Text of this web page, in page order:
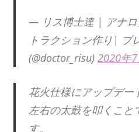
— リス博士達 | アナロ
トラクション作り| プ
(@doctor_risu) 2020年
花火仕様にアップデー
左右の太鼓を叩くこと
す。